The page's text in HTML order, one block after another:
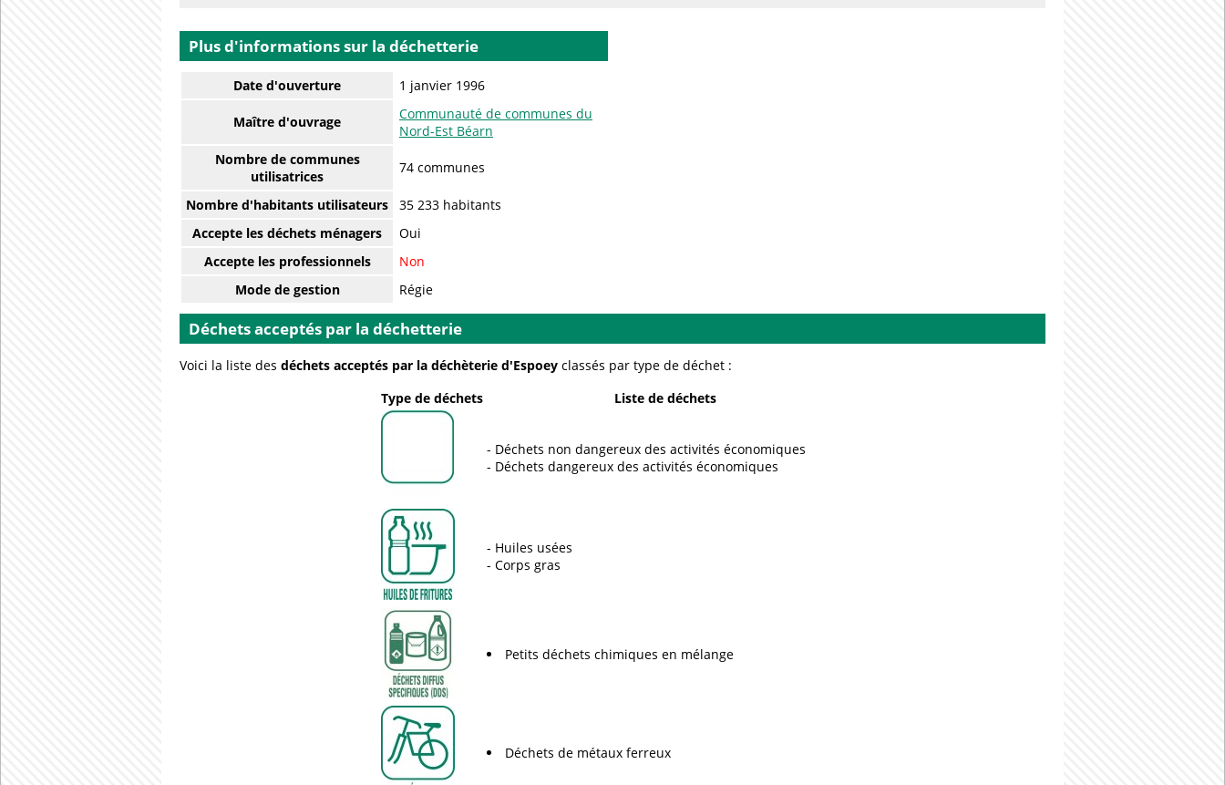
Plus d'informations sur la déchetterie
Date d'ouverture 1 janvier 1996
Maître d'ouvrage
Communauté de communes du
Nord-Est Béarn
Nombre de communes
utilisatrices
74 communes
Nombre d'habitants utilisateurs
35 233 habitants
Accepte les déchets ménagers
Oui
Accepte les professionnels
Non
Mode de gestion
Régie
Déchets acceptés par la déchetterie
Voici la liste des déchets acceptés par la déchèterie d'Espoey classés par type de déchet :
Type de déchets
Liste de déchets
Déchets non dangereux des activités économiques
Déchets dangereux des activités économiques
Huiles usées
Corps gras
Petits déchets chimiques en mélange
Déchets de métaux ferreux